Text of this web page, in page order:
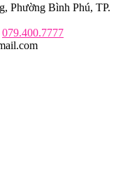
Phường Bình Phú, TP.
079.400.7777